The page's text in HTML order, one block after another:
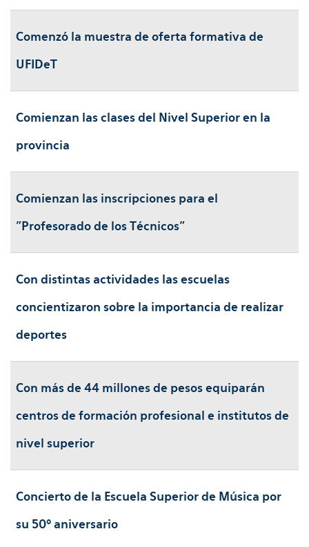
Comenzó la muestra de oferta formativa de
UFIDeT
Comienzan las clases del Nivel Superior en la
provincia
Comienzan las inscripciones para el
"Profesorado de los Técnicos"
Con distintas actividades las escuelas
concientizaron sobre la importancia de realizar
deportes
Con más de 44 millones de pesos equiparán
centros de formación profesional e institutos de
nivel superior
Concierto de la Escuela Superior de Música por
su 50º aniversario